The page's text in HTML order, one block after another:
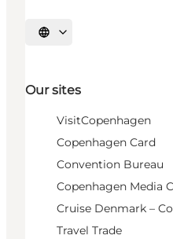
Select language
Our sites
VisitCopenhagen
Copenhagen Card
Convention Bureau
Copenhagen Media
Cruise Denmark –
Travel Trade